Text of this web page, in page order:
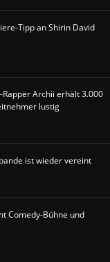
Tipp an Shirin David
Archii erhält 3.000
lustig
ist wieder vereint
Comedy-Bühne und